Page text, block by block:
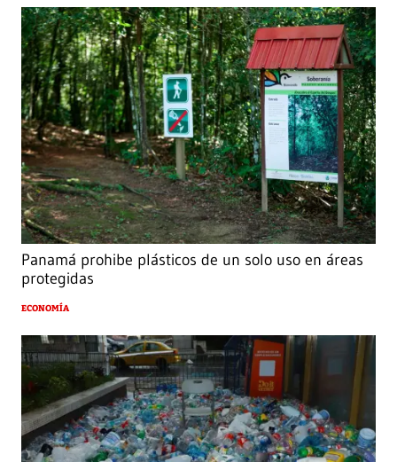
Panamá prohibe plásticos de un solo uso en áreas
protegidas
ECONOMÍA